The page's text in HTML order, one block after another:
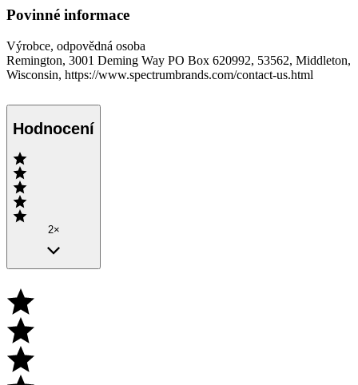
Povinné informace
Výrobce, odpovědná osoba
Remington, 3001 Deming Way PO Box 620992, 53562, Middleton,
Wisconsin, https://www.spectrumbrands.com/contact-us.html
Hodnocení
2×